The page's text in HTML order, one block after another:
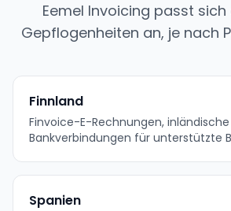
Eemel Invoicing passt
Gepflogenheiten an, je nach
Finnland
Finvoice-E-Rechnungen,
Bankverbindungen für unterstützte
Spanien